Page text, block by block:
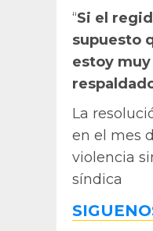
“Si el
supuesto
estoy
La
en el mes
violencia
síndica